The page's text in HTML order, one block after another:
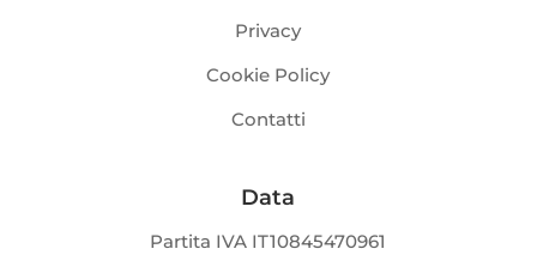
Privacy
Cookie Policy
Contatti
Data
Partita IVA IT10845470961